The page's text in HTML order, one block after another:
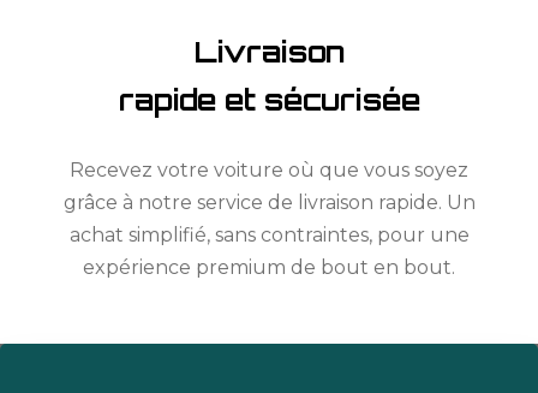
Livraison
rapide et sécurisée
Recevez votre voiture où que vous soyez
grâce à notre service de livraison rapide. Un
achat simplifié, sans contraintes, pour une
expérience premium de bout en bout.